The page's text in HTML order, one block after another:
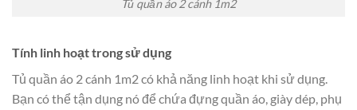
Tủ quần áo 2 cánh 1m2
Tính linh hoạt trong sử dụng
Tủ quần áo 2 cánh 1m2 có khả năng linh hoạt khi sử dụng.
Bạn có thể tận dụng nó để chứa đựng quần áo, giày dép, phụ